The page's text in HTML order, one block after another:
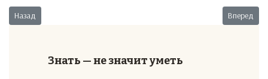
Предыдущий: Вы все обманщики!
Назад Вперед
Знать — не значит уметь